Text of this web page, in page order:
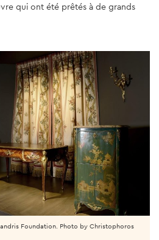
qui ont été prêtés à de grands
Foundation. Photo by Christophoros